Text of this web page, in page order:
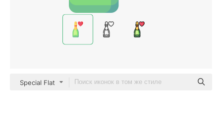
Special Flat